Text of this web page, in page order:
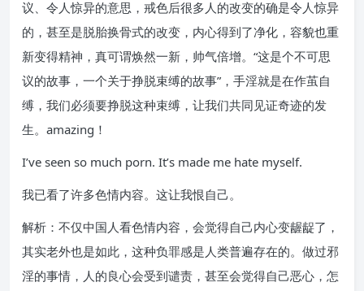
议、令人惊异的意思，戒色后很多人的改变的确是令人惊异
的，甚至是脱胎换骨式的改变，内心得到了净化，容貌也重
新变得精神，真可谓焕然一新，帅气倍增。“这是个不可思
议的故事，一个关于挣脱束缚的故事”，手淫就是在作茧自
缚，我们必须要挣脱这种束缚，让我们共同见证奇迹的发
生。amazing！
I’ve seen so much porn. It’s made me hate myself.
我已看了许多色情内容。这让我恨自己。
解析：不仅中国人看色情内容，会觉得自己内心变龌龊了，
其实老外也是如此，这种负罪感是人类普遍存在的。做过邪
淫的事情，人的良心会受到谴责，甚至会觉得自己恶心，怎